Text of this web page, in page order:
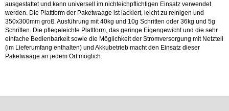
ausgestattet und kann universell im nichteichpflichtigen Einsatz verwendet
werden. Die Plattform der Paketwaage ist lackiert, leicht zu reinigen und
350x300mm groß. Ausführung mit 40kg und 10g Schritten oder 36kg und 5g
Schritten. Die pflegeleichte Plattform, das geringe Eigengewicht und die sehr
einfache Bedienbarkeit sowie die Möglichkeit der Stromversorgung mit Netzteil
(im Lieferumfang enthalten) und Akkubetrieb macht den Einsatz dieser
Paketwaage an jedem Ort möglich.